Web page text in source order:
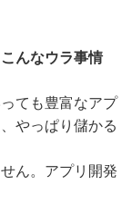
んなウラ事情
ても豊富なアプ
やっぱり儲かる
ん。アプリ開発